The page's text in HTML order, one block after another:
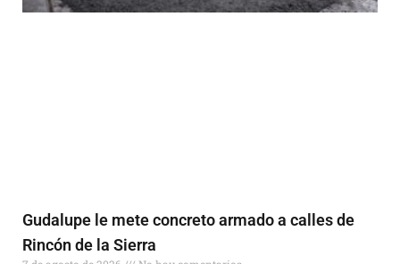
Gudalupe le mete concreto armado a calles de
Rincón de la Sierra